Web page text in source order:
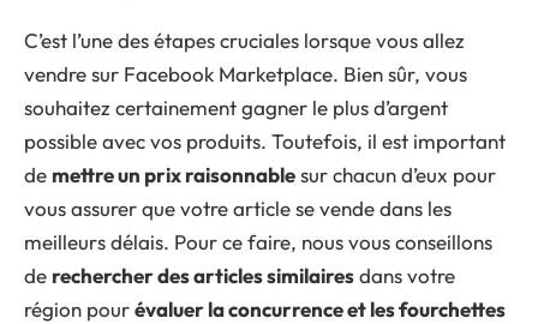
C’est l’une des étapes cruciales lorsque vous allez
vendre sur Facebook Marketplace. Bien sûr, vous
souhaitez certainement gagner le plus d’argent
possible avec vos produits. Toutefois, il est important
de mettre un prix raisonnablesur chacun d’eux pour
vous assurer que votre article se vende dans les
meilleurs délais. Pour ce faire, nous vous conseillons
de rechercher des articles similairesdans votre
région pourévaluer la concurrence et les fourchettes